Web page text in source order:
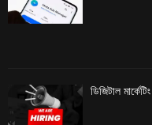
ডিজিটাল